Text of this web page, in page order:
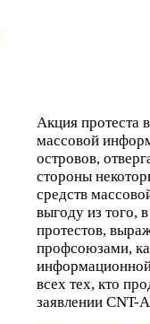
Акция протеста
массовой
островов,
стороны
средств
выгоду из того,
протестов,
профсоюзами,
информационной
всех тех, кто
заявлении CNT-